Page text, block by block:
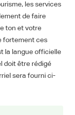
les services
de faire
ton et votre
fortement ces
la langue officielle
doit être rédigé
sera fourni ci-